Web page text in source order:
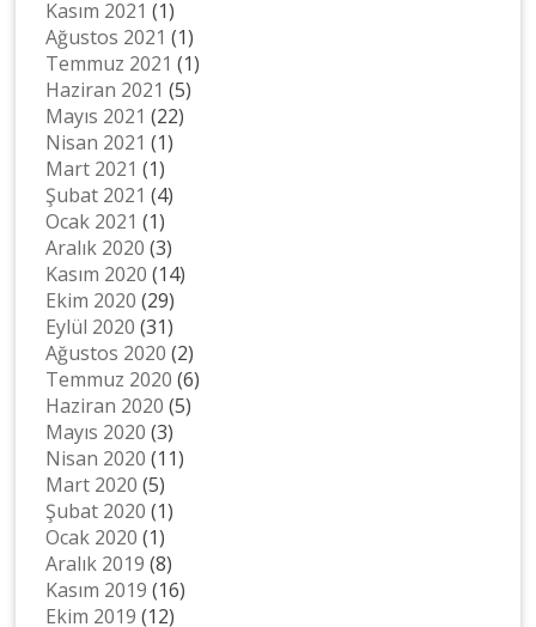
Kasım 2021 (1)
Ağustos 2021 (1)
Temmuz 2021 (1)
Haziran 2021 (5)
Mayıs 2021 (22)
Nisan 2021 (1)
Mart 2021 (1)
Şubat 2021 (4)
Ocak 2021 (1)
Aralık 2020 (3)
Kasım 2020 (14)
Ekim 2020 (29)
Eylül 2020 (31)
Ağustos 2020 (2)
Temmuz 2020 (6)
Haziran 2020 (5)
Mayıs 2020 (3)
Nisan 2020 (11)
Mart 2020 (5)
Şubat 2020 (1)
Ocak 2020 (1)
Aralık 2019 (8)
Kasım 2019 (16)
Ekim 2019 (12)